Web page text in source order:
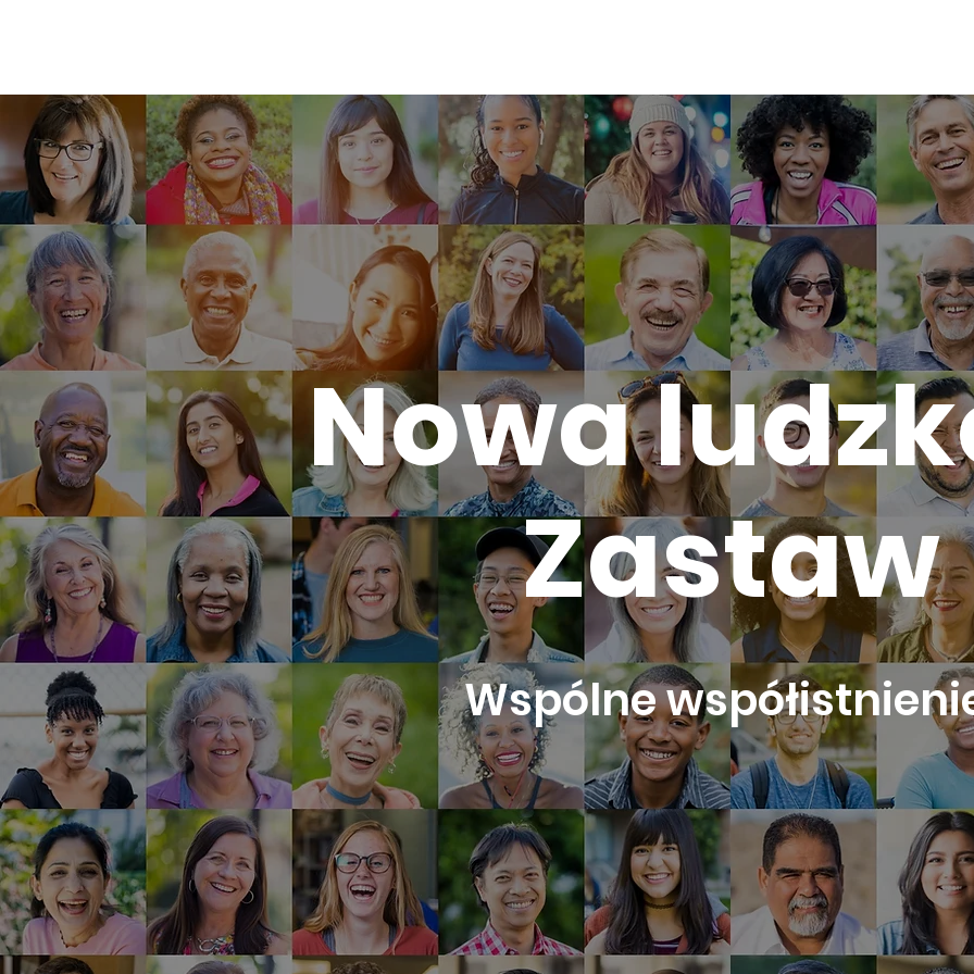
Nowa
Zastaw
Wspólne